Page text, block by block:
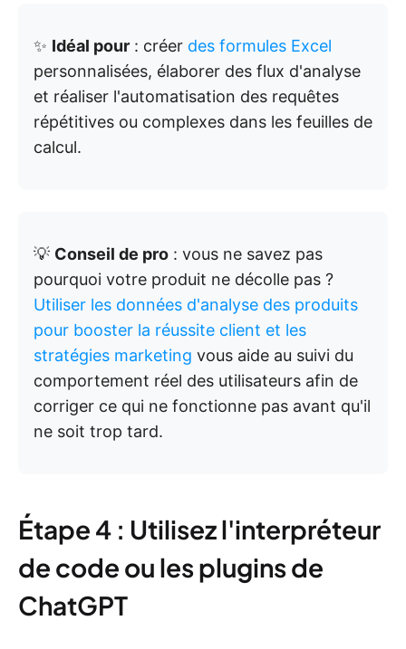
✨ Idéal pour : créer des formules Excel
personnalisées, élaborer des flux d'analyse
et réaliser l'automatisation des requêtes
répétitives ou complexes dans les feuilles de
calcul.
💡 Conseil de pro : vous ne savez pas
pourquoi votre produit ne décolle pas ?
Utiliser les données d'analyse des produits
pour booster la réussite client et les
stratégies marketing vous aide au suivi du
comportement réel des utilisateurs afin de
corriger ce qui ne fonctionne pas avant qu'il
ne soit trop tard.
Étape 4 : Utilisez l'interpréteur
de code ou les plugins de
ChatGPT